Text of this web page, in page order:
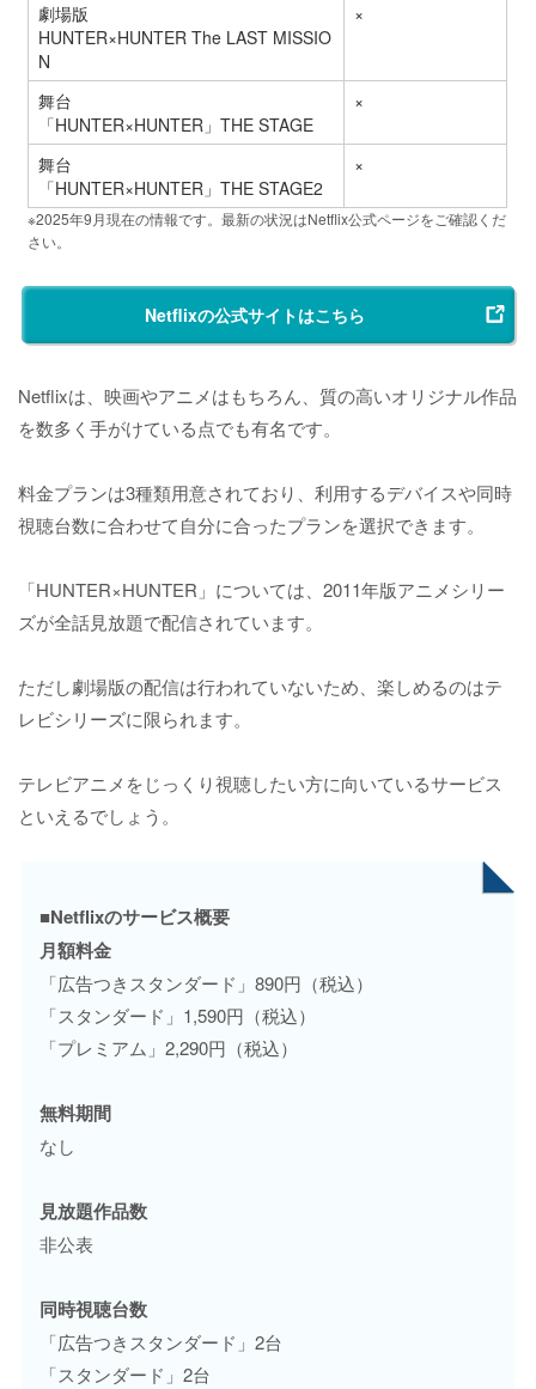
劇場版
HUNTER×HUNTER The LAST MISSIO
N
×
舞台
「HUNTER×HUNTER」THE STAGE
×
舞台
「HUNTER×HUNTER」THE STAGE2
×
※2025年9月現在の情報です。最新の状況はNetflix公式ページをご確認くだ
さい。
Netflixの公式サイトはこちら
Netflixは、映画やアニメはもちろん、質の高いオリジナル作品
を数多く手がけている点でも有名です。
料金プランは3種類用意されており、利用するデバイスや同時
視聴台数に合わせて自分に合ったプランを選択できます。
「HUNTER×HUNTER」については、2011年版アニメシリー
ズが全話見放題で配信されています。
ただし劇場版の配信は行われていないため、楽しめるのはテ
レビシリーズに限られます。
テレビアニメをじっくり視聴したい方に向いているサービス
といえるでしょう。
■Netflixのサービス概要
月額料金
「広告つきスタンダード」890円（税込）
「スタンダード」1,590円（税込）
「プレミアム」2,290円（税込）
無料期間
なし
見放題作品数
非公表
同時視聴台数
「広告つきスタンダード」2台
「スタンダード」2台